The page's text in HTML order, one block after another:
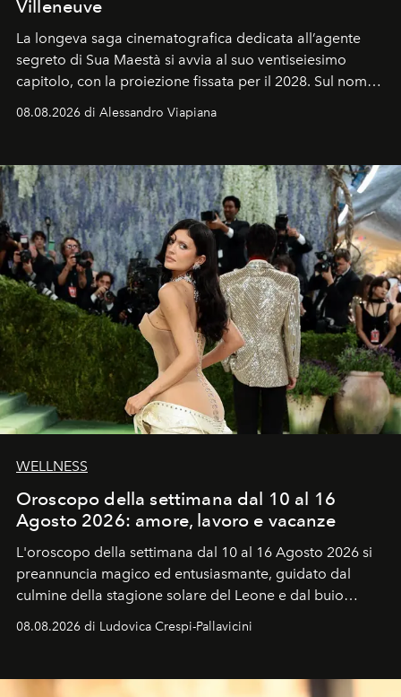
Villeneuve
La longeva saga cinematografica dedicata all’agente
segreto di Sua Maestà si avvia al suo ventiseiesimo
capitolo, con la proiezione fissata per il 2028. Sul nome
Craig, però, regna ancora il più assoluto riserbo.
08.08.2026 di Alessandro Viapiana
WELLNESS
Oroscopo della settimana dal 10 al 16
Agosto 2026: amore, lavoro e vacanze
L'oroscopo della settimana dal 10 al 16 Agosto 2026 si
preannuncia magico ed entusiasmante, guidato dal
culmine della stagione solare del Leone e dal buio
ideale per la notte delle Perseidi.
08.08.2026 di Ludovica Crespi-Pallavicini